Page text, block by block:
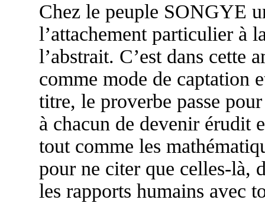
Chez le peuple SONGYE
l’attachement particulier à
l’abstrait. C’est dans cette
comme mode de captation
titre, le proverbe passe
à chacun de devenir érudit
tout comme les
pour ne citer que celles-là,
les rapports humains avec